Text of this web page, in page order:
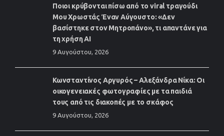
Ποιοι κρύβονται πίσω από το viral τραγούδι
Μου Χρωστάς Έναν Αύγουστο: «Δεν
βασίστηκε στον Μητροπάνο», τι απαντάνε για
τη χρήση AI
9 Αυγούστου, 2026
Κωνσταντίνος Αργυρός – Αλεξάνδρα Νίκα: Οι
οικογενειακές φωτογραφίες με τα παιδιά
τους από τις διακοπές με το σκάφος
9 Αυγούστου, 2026